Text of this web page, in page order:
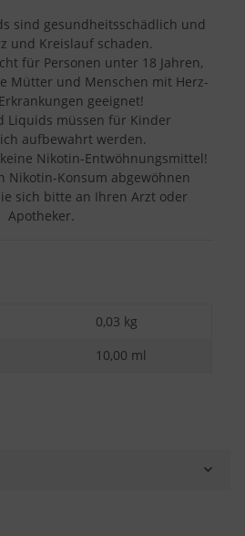
sind gesundheitsschädlich und
und Kreislauf schaden.
für Personen unter 18 Jahren,
Mütter und Menschen mit Herz-
geeignet!
Liquids müssen für Kinder
aufbewahrt werden.
Nikotin-Entwöhnungsmittel!
Nikotin-Konsum abgewöhnen
sich bitte an Ihren Arzt oder
Apotheker.
0,03 kg
10,00 ml